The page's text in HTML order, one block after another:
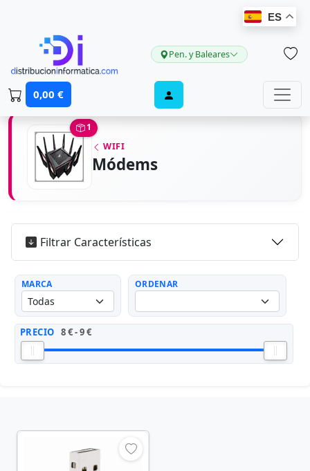
ES
Pen. y Baleares
0,00 €
1
WIFI
Módems
Filtrar Características
MARCA ORDENAR
PRECIO 8 € - 9 €